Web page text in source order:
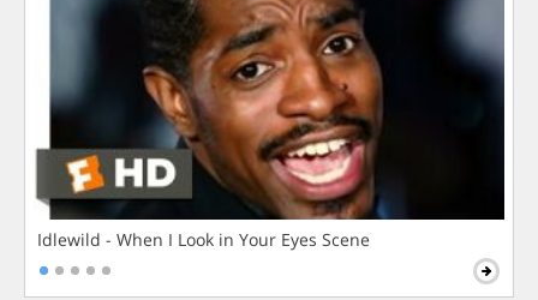
Idlewild - When I Look in Your Eyes Scene